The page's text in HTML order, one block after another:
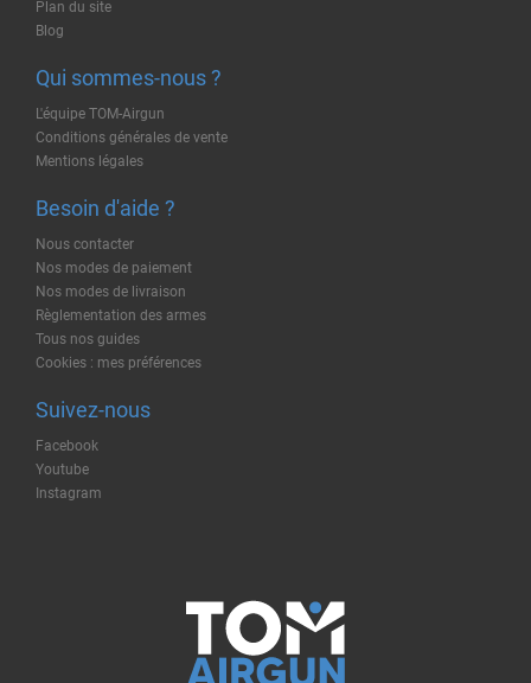
Plan du site
Blog
Qui sommes-nous ?
L'équipe TOM-Airgun
Conditions générales de vente
Mentions légales
Besoin d'aide ?
Nous contacter
Nos modes de paiement
Nos modes de livraison
Règlementation des armes
Tous nos guides
Cookies : mes préférences
Suivez-nous
Facebook
Youtube
Instagram